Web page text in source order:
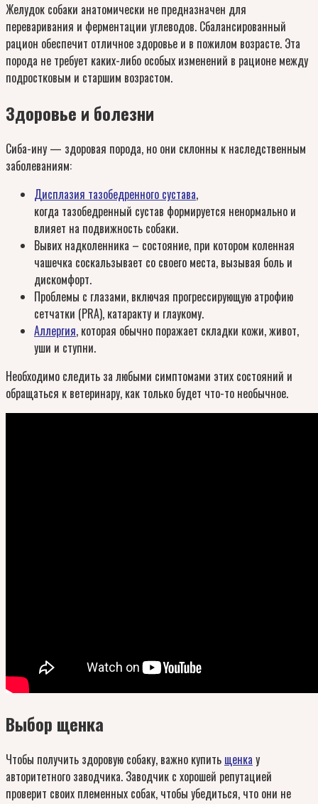
Желудок собаки анатомически не предназначен для
переваривания и ферментации углеводов. Сбалансированный
рацион обеспечит отличное здоровье и в пожилом возрасте. Эта
порода не требует каких-либо особых изменений в рационе между
подростковым и старшим возрастом.
Здоровье и болезни
Сиба-ину — здоровая порода, но они склонны к наследственным
заболеваниям:
Дисплазия тазобедренного сустава,
когда тазобедренный сустав формируется ненормально и
влияет на подвижность собаки.
Вывих надколенника – состояние, при котором коленная
чашечка соскальзывает со своего места, вызывая боль и
дискомфорт.
Проблемы с глазами, включая прогрессирующую атрофию
сетчатки (PRA), катаракту и глаукому.
Аллергия, которая обычно поражает складки кожи, живот,
уши и ступни.
Необходимо следить за любыми симптомами этих состояний и
обращаться к ветеринару, как только будет что-то необычное.
Выбор щенка
Чтобы получить здоровую собаку, важно купить щенка у
авторитетного заводчика. Заводчик с хорошей репутацией
проверит своих племенных собак, чтобы убедиться, что они не